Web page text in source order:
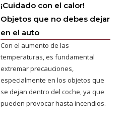
¡Cuidado con el calor!
Objetos que no debes dejar
en el auto
Con el aumento de las
temperaturas, es fundamental
extremar precauciones,
especialmente en los objetos que
se dejan dentro del coche, ya que
pueden provocar hasta incendios.